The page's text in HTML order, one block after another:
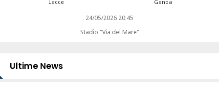
Lecce Genoa
24/05/2026 20:45
Stadio "Via del Mare"
Ultime News